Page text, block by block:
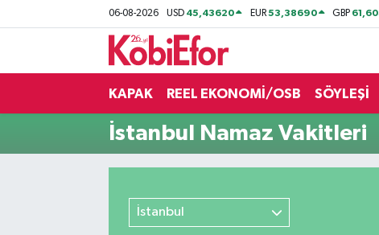
06-08-2026 USD 45,43620 EUR53,38690 GBP
KAPAK REEL EKONOMİ/OSB SÖYLEŞİ
İstanbul Namaz Vakitleri
İstanbul
BİLİŞİM PANO
DESTEK-TEŞVİK